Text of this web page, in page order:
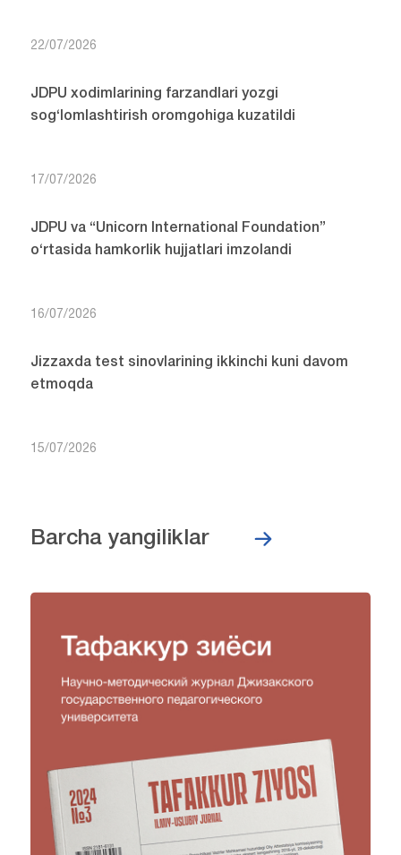
22/07/2026
JDPU xodimlarining farzandlari yozgi
sog‘lomlashtirish oromgohiga kuzatildi
17/07/2026
JDPU va “Unicorn International Foundation”
o‘rtasida hamkorlik hujjatlari imzolandi
16/07/2026
Jizzaxda test sinovlarining ikkinchi kuni davom
etmoqda
15/07/2026
Barcha yangiliklar